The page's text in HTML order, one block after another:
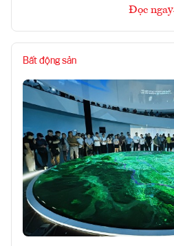
Đọc ngay
Bất động sản